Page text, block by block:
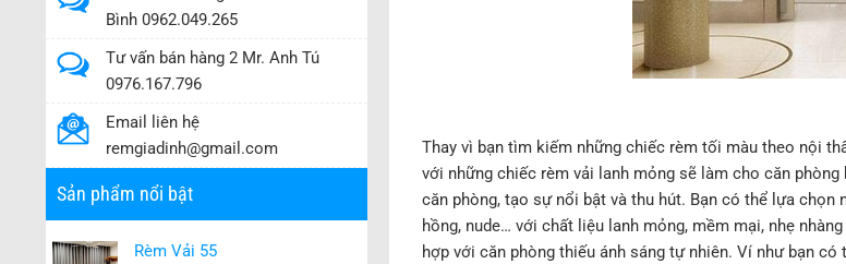
Bình 0962.049.265
Tư vấn bán hàng 2 Mr. Anh Tú
0976.167.796
Email liên hệ
remgiadinh@gmail.com
Sản phẩm nổi bật
Rèm Vải 55
Thay vì bạn tìm kiếm những chiếc rèm tối màu theo nội
với những chiếc rèm vải lanh mỏng sẽ làm cho căn
căn phòng, tạo sự nổi bật và thu hút. Bạn có thể lựa chọn
hồng, nude… với chất liệu lanh mỏng, mềm mại, nhẹ
hợp với căn phòng thiếu ánh sáng tự nhiên. Ví như bạn có